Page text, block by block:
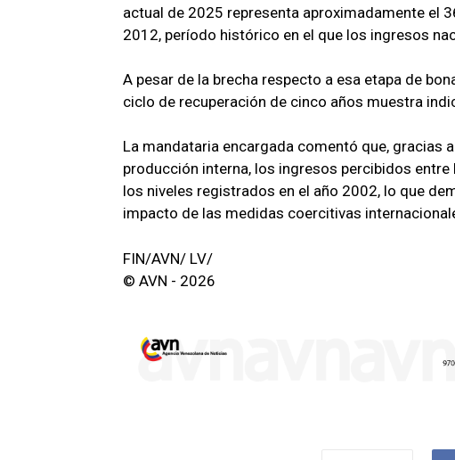
actual de 2025 representa aproximadamente el
2012, período histórico en el que los ingresos
A pesar de la brecha respecto a esa etapa de
ciclo de recuperación de cinco años muestra
La mandataria encargada comentó que, gracias
producción interna, los ingresos percibidos
los niveles registrados en el año 2002, lo que
impacto de las medidas coercitivas
FIN/AVN/ LV/
© AVN - 2026